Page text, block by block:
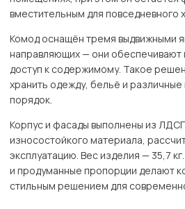
вместительным для повседневного
Комод оснащён тремя выдвижными
направляющих — они обеспечивают
доступ к содержимому. Такое
хранить одежду, бельё и
порядок.
Корпус и фасады выполнены из
износостойкого материала,
эксплуатацию. Вес изделия — 35,7
и продуманные пропорции делают
стильным решением для